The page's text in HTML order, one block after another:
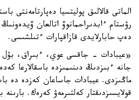
الماتى قالالىق پوليتسيا دەپارتامەنتى
رۋستام ءابدىراحمانوۆ اتالعان
دەپ حابارلايدى قازاقپارات ءتىلشىسى.
«عيبادات - جاقسى عوي، ءبىراق،
جانە ءبىزدىڭ دىنىمىزدە باسقالارعا
ماڭىزدى. عيبادات جاساعان كەزدە دە
قولايسىزدىقتار كەلتىرمەۋ كەرەك.